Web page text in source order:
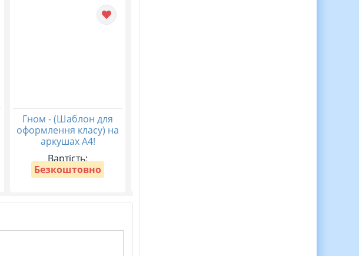
Гном - (Шаблон для
оформлення класу) на
аркушах А4!
Вартість:
Безкоштовно